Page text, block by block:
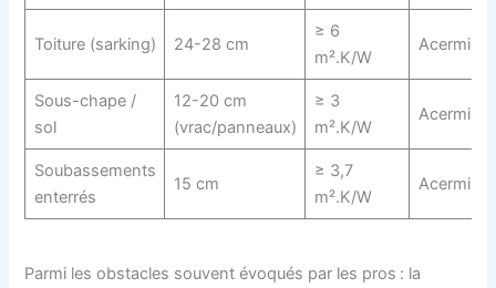
Toiture (sarking) 24-28 cm
≥ 6
m².K/W
Acermi
Sous-chape /
sol
12-20 cm
(vrac/panneaux)
≥ 3
m².K/W
Acermi
Soubassements
enterrés
15 cm
≥ 3,7
m².K/W
Acermi
Parmi les obstacles souvent évoqués par les pros : la